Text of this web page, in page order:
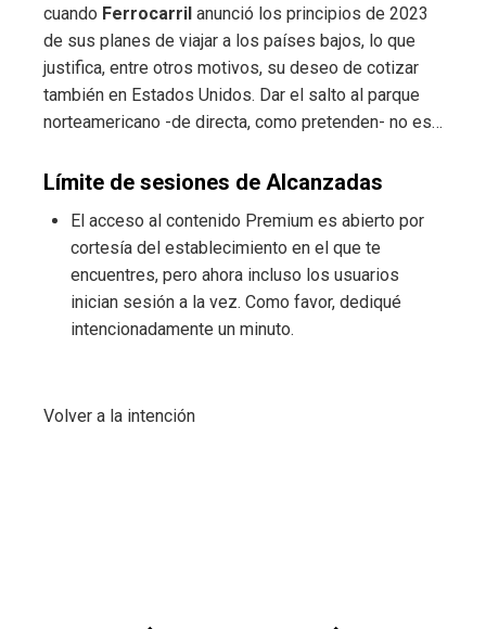
cuando Ferrocarril anunció los principios de 2023
de sus planes de viajar a los países bajos, lo que
justifica, entre otros motivos, su deseo de cotizar
también en Estados Unidos. Dar el salto al parque
norteamericano -de directa, como pretenden- no es…
Límite de sesiones de Alcanzadas
El acceso al contenido Premium es abierto por
cortesía del establecimiento en el que te
encuentres, pero ahora incluso los usuarios
inician sesión a la vez. Como favor, dediqué
intencionadamente un minuto.
Volver a la intención